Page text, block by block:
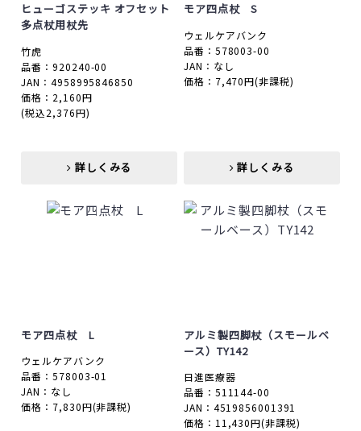
詳しくみる 詳しくみる
ヒューゴステッキ オフセット
多点杖用杖先
竹虎
品番：920240-00
JAN：4958995846850
価格：2,160円
(税込2,376円)
詳しくみる
モア四点杖 S
ウェルケアバンク
品番：578003-00
JAN：なし
価格：7,470円(非課税)
詳しくみる
モア四点杖 L
ウェルケアバンク
品番：578003-01
JAN：なし
価格：7,830円(非課税)
アルミ製四脚杖（スモールベ
ース）TY142
日進医療器
品番：511144-00
JAN：4519856001391
価格：11,430円(非課税)